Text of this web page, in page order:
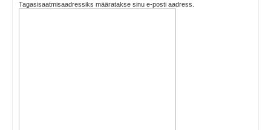
Tagasisaatmisaadressiks määratakse sinu e-posti aadress.